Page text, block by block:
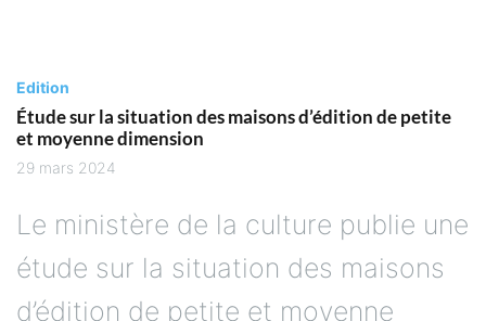
Edition
Étude sur la situation des maisons d’édition de petite
et moyenne dimension
29 mars 2024
Le ministère de la culture publie une
étude sur la situation des maisons
d’édition de petite et moyenne